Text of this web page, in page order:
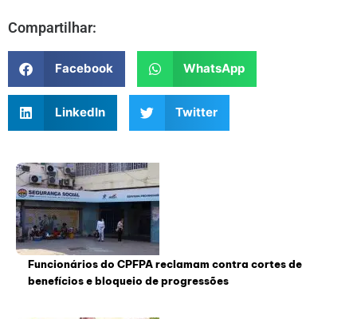
Compartilhar:
Facebook WhatsApp
LinkedIn Twitter
Funcionários do CPFPA reclamam contra cortes de
benefícios e bloqueio de progressões